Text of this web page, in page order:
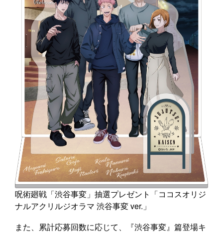
呪術廻戦「渋谷事変」抽選プレゼント「ココスオリジ
ナルアクリルジオラマ 渋谷事変 ver.」
また、累計応募回数に応じて、『渋谷事変』篇登場キ